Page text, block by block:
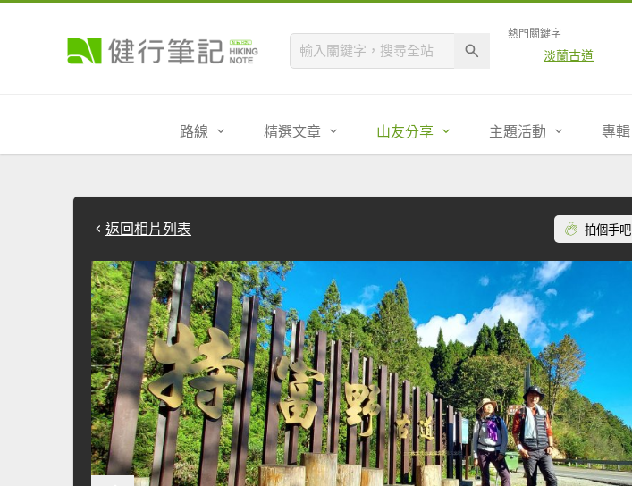
熱門關鍵字
淡蘭古道
路線 精選文章 山友分享 主題活動 專輯
返回相片列表 拍個手吧